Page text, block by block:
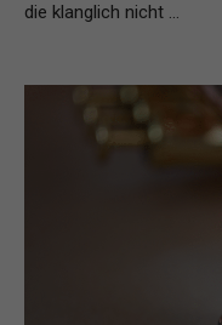
die klanglich nicht …